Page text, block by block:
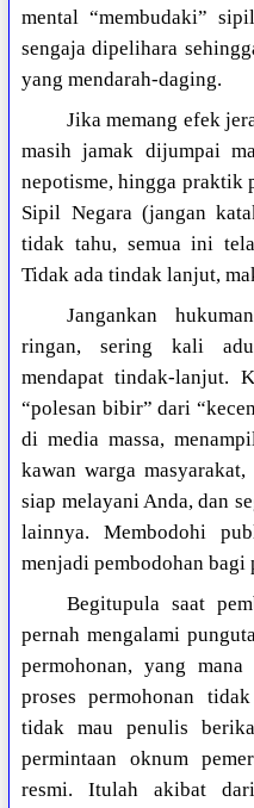
mental “membudaki”
sengaja dipelihara
yang mendarah-daging.
Jika memang efek
masih jamak dijumpai
nepotisme, hingga praktik
Sipil Negara (jangan
tidak tahu, semua ini
Tidak ada tindak lanjut,
Jangankan
ringan, sering kali
mendapat tindak-lanjut.
“polesan bibir” dari
di media massa,
kawan warga
siap melayani Anda, dan
lainnya. Membodohi
menjadi pembodohan bagi
Begitupula saat
pernah mengalami
permohonan, yang
proses permohonan
tidak mau penulis
permintaan oknum
resmi. Itulah akibat